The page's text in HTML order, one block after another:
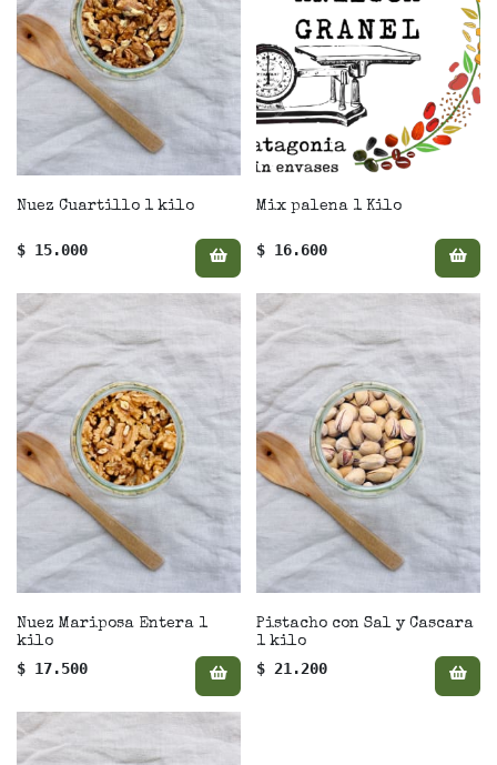
Nuez Cuartillo 1 kilo
$ 15.000
Mix palena 1 Kilo
$ 16.600
Nuez Mariposa Entera 1
kilo
$ 17.500
Pistacho con Sal y Cascara
1 kilo
$ 21.200